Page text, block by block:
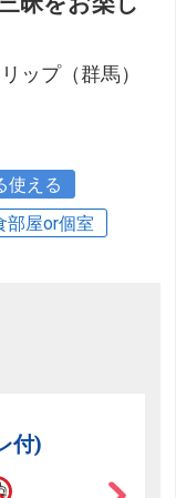
ップ（群馬）
使える
部屋or個室
付)